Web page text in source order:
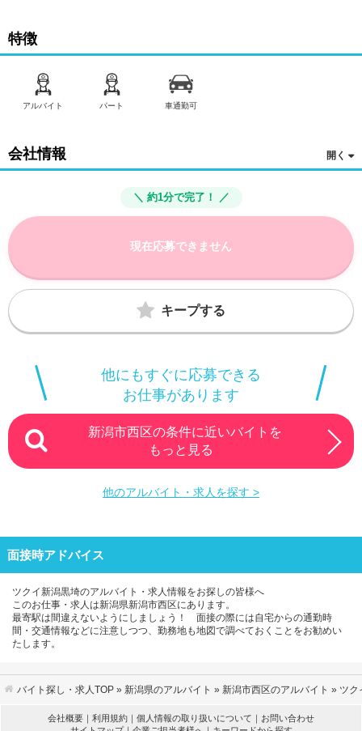
特徴
アルバイト パート 車通勤可
会社情報
＼ 約1分で完了！ ／
現在応募できません
キープする
他にもすぐに応募できる
お仕事があります
新潟市西区の条件に近いバイトを
もっと見る
他のアルバイト・求人を探す >
面接時アドバイス
ツクイ新潟黒埼のアルバイト・求人情報をお探しの皆様へ
このお仕事・求人は新潟県新潟市西区にあります。
最寄駅は間違えないようにしましょう！ 面接の際には自宅からの通勤時
間・交通情報などに注意しつつ、勤務地も地図で調べておくことをお勧めい
たします。
バイト探し・求人TOP » 新潟県のアルバイト » 新潟市西区のアルバイト » ツク
会社概要 ｜ 利用規約 ｜ 個人情報の取り扱いについて ｜ お問い合わせ